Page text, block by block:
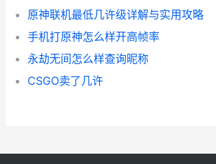
原神联机最低几许级详解与实用攻略
手机打原神怎么样开高帧率
永劫无间怎么样查询昵称
CSGO卖了几许